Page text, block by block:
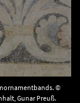
©
Gunar Preuß.